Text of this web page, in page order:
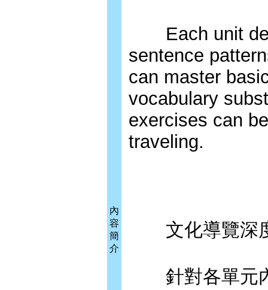
內
容
簡
介
Each unit
sentence
can master
vocabulary
exercises can
traveling.
文化導覽深度
針對各單元內